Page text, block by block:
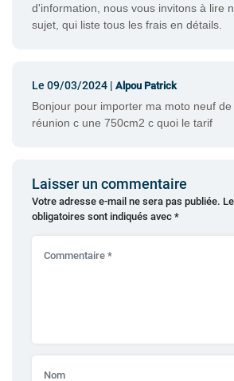
d'information, nous vous invitons à lire
sujet, qui liste tous les frais en détails.
Le 09/03/2024 | Alpou Patrick
Bonjour pour importer ma moto neuf
réunion c une 750cm2 c quoi le tarif
Laisser un commentaire
Votre adresse e-mail ne sera pas publiée.
obligatoires sont indiqués avec *